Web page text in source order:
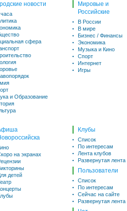
новости
сфера
и Образование
Мировые и
Российские
В России
В мире
Бизнес / Финансы
Экономика
Музыка и Кино
Спорт
Интернет
Игры
на экранах
детей
Клубы
Список
По интересам
Лента клубов
Развернутая лента
Пользователи
Список
По интересам
Сейчас на сайте
Развернутая лента